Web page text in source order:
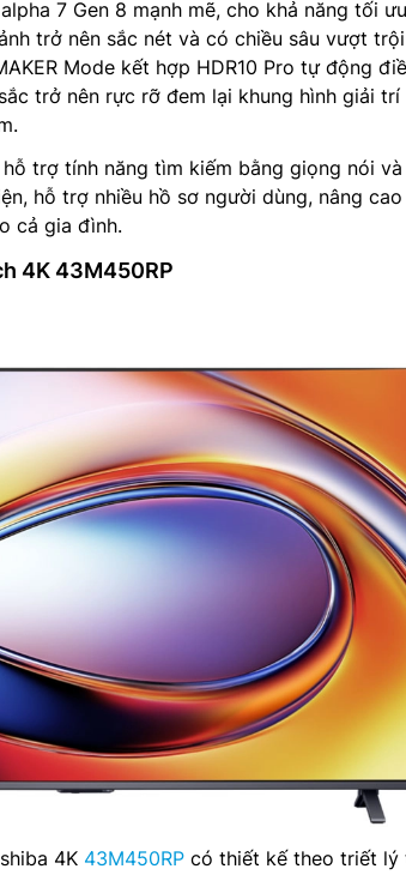
7 Gen 8 mạnh mẽ, cho khả năng tối
trở nên sắc nét và có chiều sâu vượt
Mode kết hợp HDR10 Pro tự động
trở nên rực rỡ đem lại khung hình giải trí
trợ tính năng tìm kiếm bằng giọng nói và
hỗ trợ nhiều hồ sơ người dùng, nâng
cả gia đình.
4K 43M450RP
4K 43M450RP có thiết kế theo triết lý